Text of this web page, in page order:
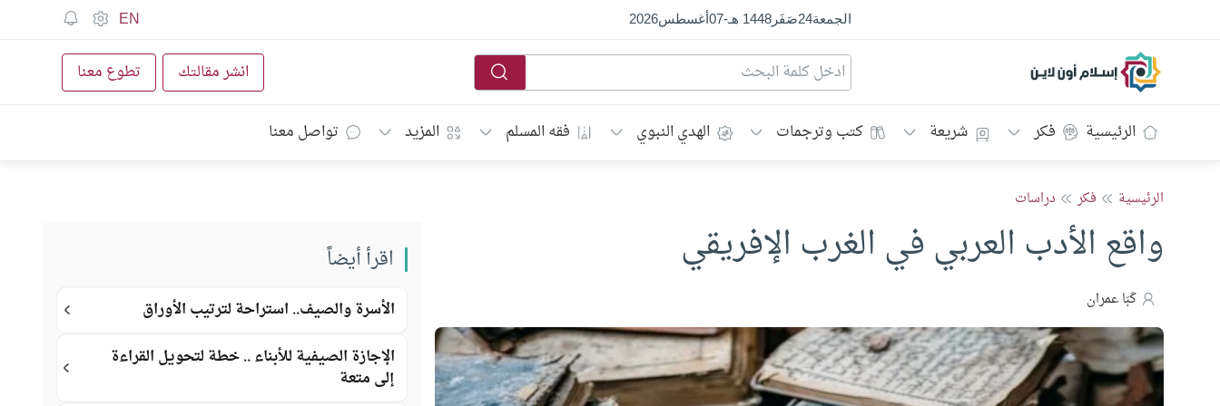
الجمعة24صَفَر1448 هـ -
07أغسطس2026
EN
إسلام أون لاين انشر مقالتك تطوع معنا
الرئيسية فكر شريعة كتب وترجمات الهدي النبوي فقه المسلم المزيد تواصل معنا
الرئيسية فكر دراسات
واقع الأدب العربي في الغرب الإفريقي
كَبَا عمران
اقرأ أيضاً
الأسرة والصيف.. استراحة لترتيب الأوراق
الإجازة الصيفية للأبناء .. خطة لتحويل القراءة
إلى متعة